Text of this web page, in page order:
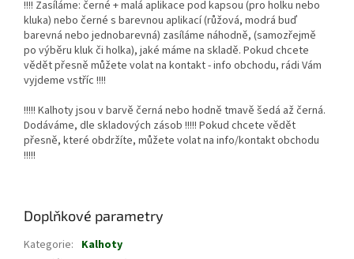
!!!! Zasíláme: černé + malá aplikace pod kapsou (pro holku nebo
kluka) nebo černé s barevnou aplikací (růžová, modrá buď
barevná nebo jednobarevná) zasíláme náhodně, (samozřejmě
po výběru kluk či holka), jaké máme na skladě. Pokud chcete
vědět přesně můžete volat na kontakt - info obchodu, rádi Vám
vyjdeme vstříc !!!!
!!!!! Kalhoty jsou v barvě černá nebo hodně tmavě šedá až černá.
Dodáváme, dle skladových zásob !!!!! Pokud chcete vědět
přesně, které obdržíte, můžete volat na info/kontakt obchodu
!!!!!
Doplňkové parametry
Kategorie: Kalhoty